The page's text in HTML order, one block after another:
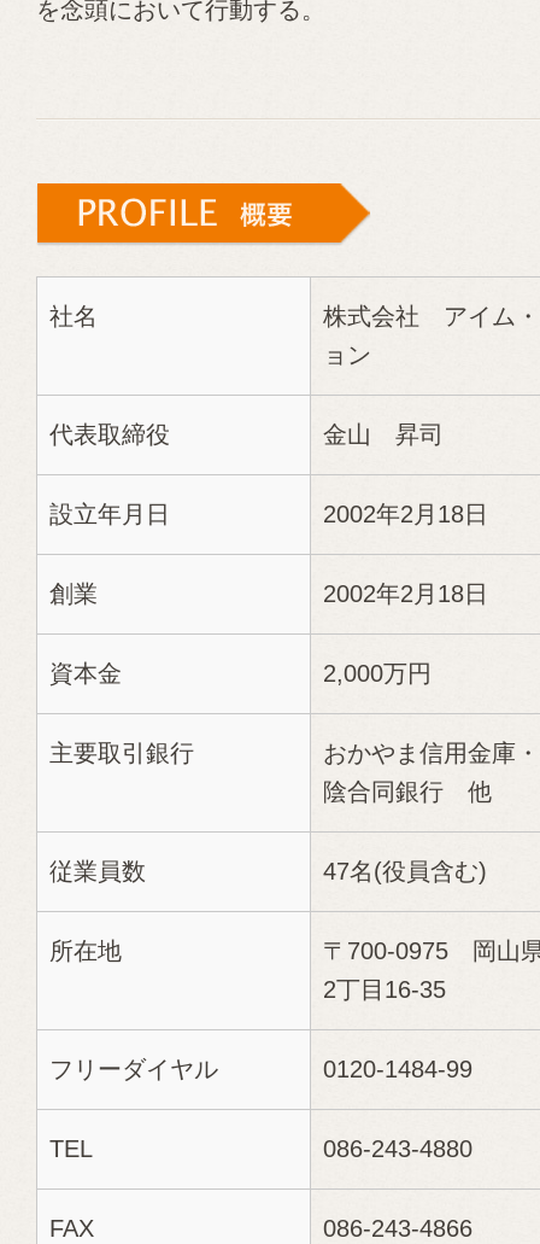
を念頭において行動する。
社名
株式会社 アイム
ョン
代表取締役 金山 昇司
設立年月日 2002年2月18日
創業 2002年2月18日
資本金 2,000万円
主要取引銀行
おかやま信用金庫
陰合同銀行 他
従業員数 47名(役員含む)
所在地
〒700-0975 岡山
2丁目16-35
フリーダイヤル 0120-1484-99
TEL 086-243-4880
FAX 086-243-4866